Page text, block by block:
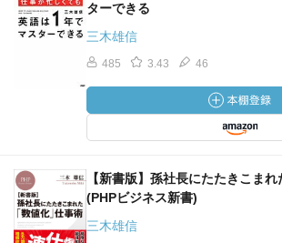
ターできる
三木雄信
485 3.43 46
【新書版】孫社長にたたきこま
(PHPビジネス新書)
三木雄信